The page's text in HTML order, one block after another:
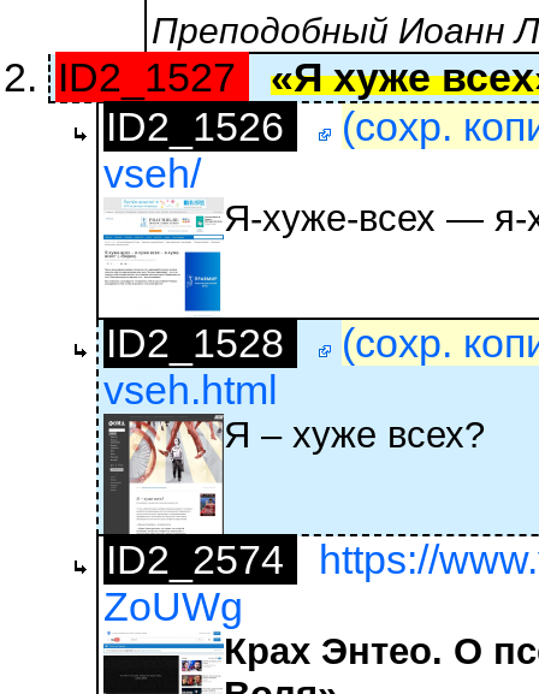
Преподобный Иоанн
ID2_1527
«Я хуже
ID2_1526
(сохр.
vseh/
Я-хуже-всех — я-
ID2_1528
(сохр.
vseh.html
Я – хуже всех?
ID2_2574
https://
ZoUWg
Крах Энтео. О